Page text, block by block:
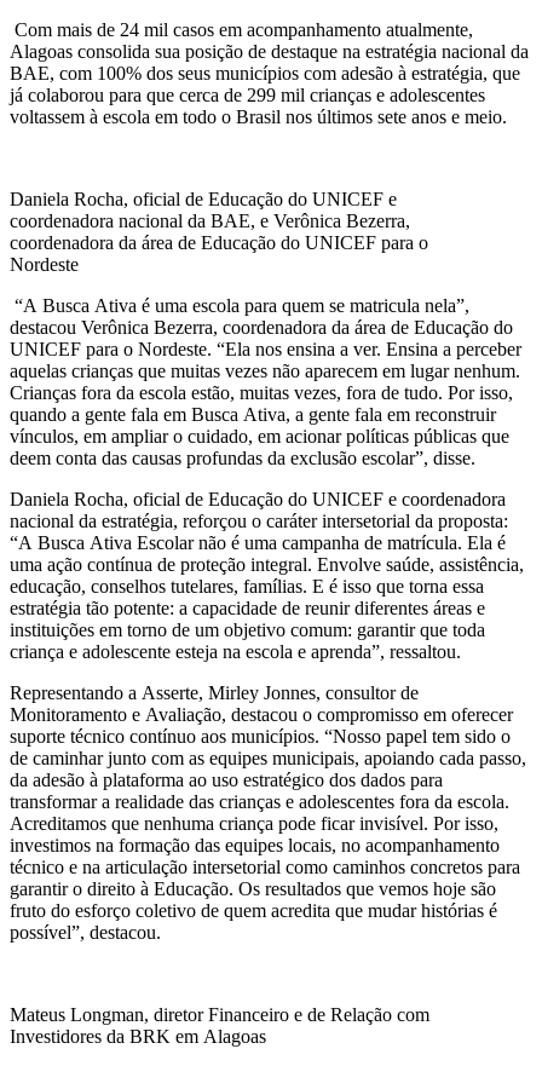
Com mais de 24 mil casos em acompanhamento atualmente,
Alagoas consolida sua posição de destaque na estratégia nacional da
BAE, com 100% dos seus municípios com adesão à estratégia, que
já colaborou para que cerca de 299 mil crianças e adolescentes
voltassem à escola em todo o Brasil nos últimos sete anos e meio.
Daniela Rocha, oficial de Educação do UNICEF e
coordenadora nacional da BAE, e Verônica Bezerra,
coordenadora da área de Educação do UNICEF para o
Nordeste
“A Busca Ativa é uma escola para quem se matricula nela”,
destacou Verônica Bezerra, coordenadora da área de Educação do
UNICEF para o Nordeste. “Ela nos ensina a ver. Ensina a perceber
aquelas crianças que muitas vezes não aparecem em lugar nenhum.
Crianças fora da escola estão, muitas vezes, fora de tudo. Por isso,
quando a gente fala em Busca Ativa, a gente fala em reconstruir
vínculos, em ampliar o cuidado, em acionar políticas públicas que
deem conta das causas profundas da exclusão escolar”, disse.
Daniela Rocha, oficial de Educação do UNICEF e coordenadora
nacional da estratégia, reforçou o caráter intersetorial da proposta:
“A Busca Ativa Escolar não é uma campanha de matrícula. Ela é
uma ação contínua de proteção integral. Envolve saúde, assistência,
educação, conselhos tutelares, famílias. E é isso que torna essa
estratégia tão potente: a capacidade de reunir diferentes áreas e
instituições em torno de um objetivo comum: garantir que toda
criança e adolescente esteja na escola e aprenda”, ressaltou.
Representando a Asserte, Mirley Jonnes, consultor de
Monitoramento e Avaliação, destacou o compromisso em oferecer
suporte técnico contínuo aos municípios. “Nosso papel tem sido o
de caminhar junto com as equipes municipais, apoiando cada passo,
da adesão à plataforma ao uso estratégico dos dados para
transformar a realidade das crianças e adolescentes fora da escola.
Acreditamos que nenhuma criança pode ficar invisível. Por isso,
investimos na formação das equipes locais, no acompanhamento
técnico e na articulação intersetorial como caminhos concretos para
garantir o direito à Educação. Os resultados que vemos hoje são
fruto do esforço coletivo de quem acredita que mudar histórias é
possível”, destacou.
Mateus Longman, diretor Financeiro e de Relação com
Investidores da BRK em Alagoas